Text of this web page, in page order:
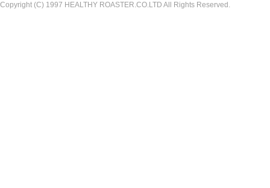
Copyright (C) 1997 HEALTHY ROASTER.CO.LTD All Rights Reserved.